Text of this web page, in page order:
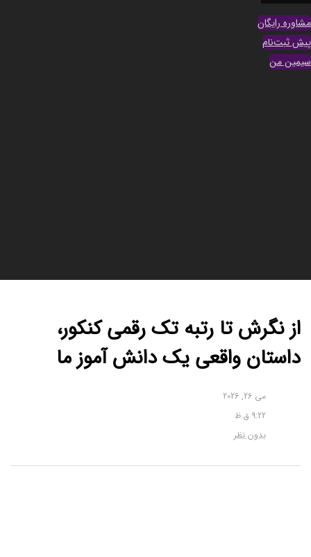
مشاوره رایگان
پیش ثبت‌نام
سیمین من
از نگرش تا رتبه تک رقمی کنکور،
داستان واقعی یک دانش آموز ما
می 26, 2026
9:22 ق.ظ
بدون نظر